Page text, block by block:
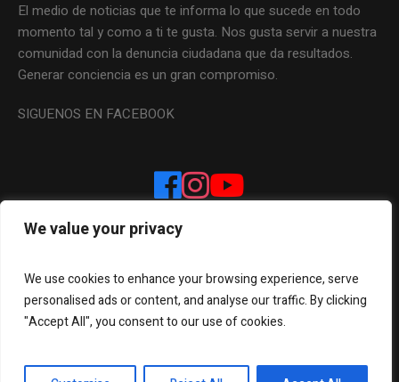
We value your privacy
We use cookies to enhance your browsing experience, serve
personalised ads or content, and analyse our traffic. By clicking
"Accept All", you consent to our use of cookies.
El medio de noticias que te informa lo que sucede en todo
momento tal y como a ti te gusta. Nos gusta servir a nuestra
comunidad con la denuncia ciudadana que da resultados.
Generar conciencia es un gran compromiso.
SIGUENOS EN FACEBOOK